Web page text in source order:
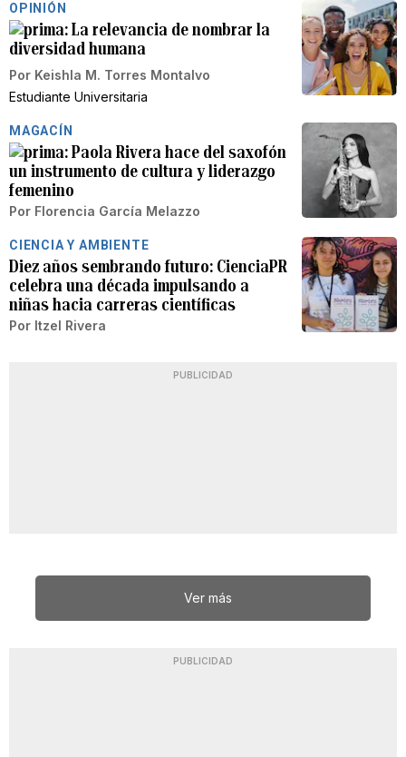
OPINIÓN
La relevancia de nombrar la
diversidad humana
Por Keishla M. Torres Montalvo
Estudiante Universitaria
MAGACÍN
Paola Rivera hace del saxofón
un instrumento de cultura y liderazgo
femenino
Por Florencia García Melazzo
CIENCIA Y AMBIENTE
Diez años sembrando futuro: CienciaPR
celebra una década impulsando a
niñas hacia carreras científicas
Por Itzel Rivera
PUBLICIDAD
Ver más
PUBLICIDAD